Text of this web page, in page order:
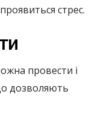
стрес.
провести і
дозволяють